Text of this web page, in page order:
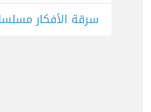
سرقة الأفكار